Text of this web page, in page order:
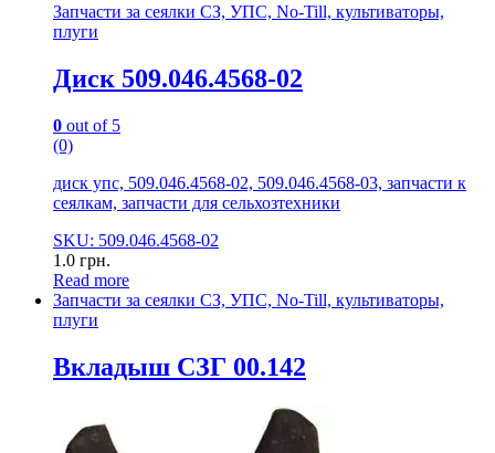
Запчасти за сеялки СЗ, УПС, No-Till, культиваторы,
плуги
Диск 509.046.4568-02
0 out of 5
(0)
диск упс, 509.046.4568-02, 509.046.4568-03, запчасти к
сеялкам, запчасти для сельхозтехники
SKU: 509.046.4568-02
1.0 грн.
Read more
Запчасти за сеялки СЗ, УПС, No-Till, культиваторы,
плуги
Вкладыш СЗГ 00.142